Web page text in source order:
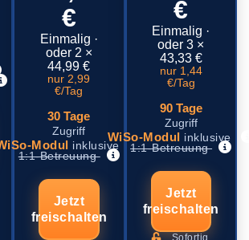
€
Einmalig ·
oder 2 ×
44,99 €
nur 2,99
€/Tag
30 Tage
Zugriff
Modul inklusive
1:1-Betreuung
Jetzt
freischalten
€
Einmalig ·
oder 3 ×
43,33 €
nur 1,44
€/Tag
90 Tage
Zugriff
WiSo-Modul inklusive
1:1-Betreuung
Jetzt
freischalten
Sofortig